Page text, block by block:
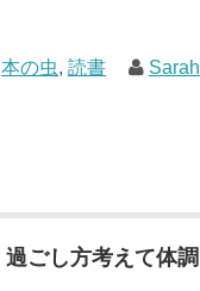
本の虫,読書 Sarah
ごし方考えて体調